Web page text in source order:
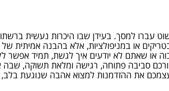
עברו למסך. בעידן שבו היכרות נעשית
או במניפולציות, אלא בהבנה אמיתית
או שאתם לא יודעים איך לגשת, תמיד אפשר
סביבה פתוחה, רגישה ומלאת תשוקה,
את ההזדמנות למצוא אהבה שנוגעת